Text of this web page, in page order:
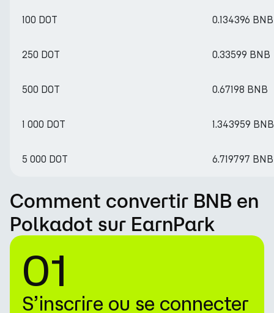
100 DOT 0.134396 BNB
250 DOT 0.33599 BNB
500 DOT 0.67198 BNB
1 000 DOT 1.343959 BNB
5 000 DOT 6.719797 BNB
Comment convertir BNB en
Polkadot sur EarnPark
01
S’inscrire ou se connecter